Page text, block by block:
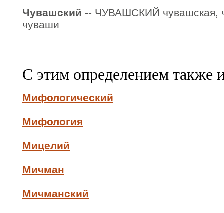
Чувашский -- ЧУВАШСКИЙ чувашская,
чуваши
С этим определением также
Мифологический
Мифология
Мицелий
Мичман
Мичманский